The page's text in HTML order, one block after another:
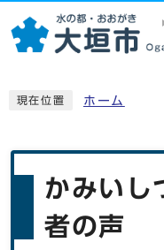
現在位置 ホーム
かみいし
者の声